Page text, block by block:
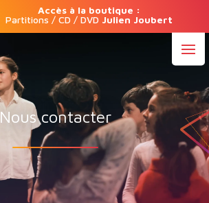
Accès à la boutique :
Partitions / CD / DVD Julien Joubert
Nous contacter